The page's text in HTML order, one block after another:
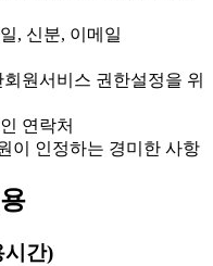
, 신분, 이메일
원서비스 권한설정을 위
연락처
이 인정하는 경미한 사항
시간)